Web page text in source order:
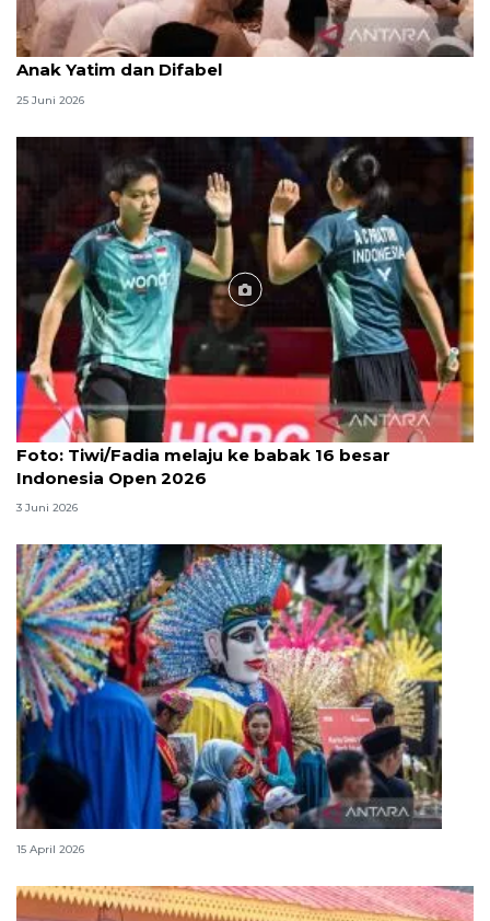
Menag jadikan setiap 10 Muharam sebagai Lebaran
Anak Yatim dan Difabel
25 Juni 2026
Foto
Foto: Tiwi/Fadia melaju ke babak 16 besar
Indonesia Open 2026
3 Juni 2026
Lebaran Betawi, harmoni tradisi dan kota global
15 April 2026